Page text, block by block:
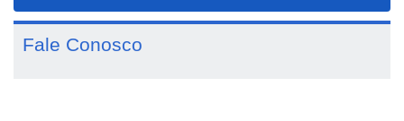
Fale Conosco